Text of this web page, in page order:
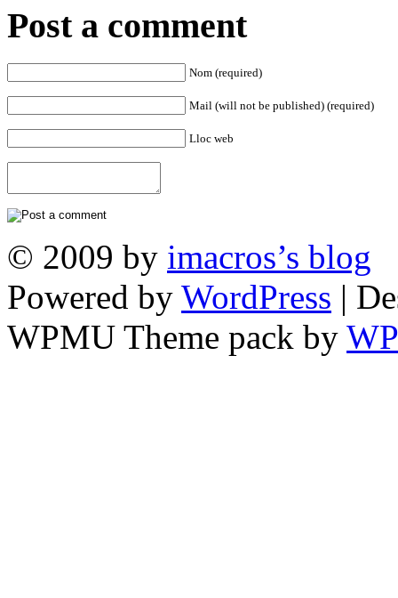
Post a comment
Nom (required)
Mail (will not be published) (required)
Lloc web
© 2009 by imacros’s blog
Powered by WordPress |
WPMU Theme pack by